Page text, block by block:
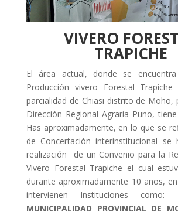
VIVERO
TRAPICHE
El área actual, donde se
Producción vivero Forestal
parcialidad de Chiasi distrito de Moho,
Dirección Regional Agraria Puno,
Has aproximadamente, en lo que se
de Concertación interinstitucional
realización de un Convenio para la
Vivero Forestal Trapiche el cual
durante aproximadamente 10 años,
intervienen Instituciones como:
MUNICIPALIDAD PROVINCIAL DE